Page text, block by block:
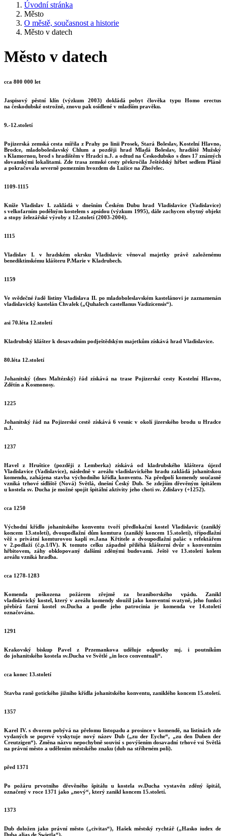
Úvodní stránka
Město
O městě, současnost a historie
Město v datech
Město v datech
cca 800 000 let
Jaspisový pěstní klín (výzkum 2003) dokládá pobyt člověka typu Homo erectus
na českodubské ostrožně, znovu pak osídlené v mladším pravěku.
9.-12.století
Pojizerská zemská cesta mířila z Prahy po linii Prosek, Stará Boleslav, Kostelní Hlavno,
Brodce, mladoboleslavský Chlum a později hrad Mladá Boleslav, hradiště Mužský
s Klamornou, brod s hradištěm v Hradci n.J. a odtud na Českodubsko s dnes 17 známých
slovanskými lokalitami. Zde trasa zemské cesty překročila Ještědský hřbet sedlem Pláně
a pokračovala severně pomezním hvozdem do Lužice na Zhořelec.
1109-1115
Kníže Vladislav I. zakládá v dnešním Českém Dubu hrad Vladislavice (Vadislavice)
s velkofarním podélným kostelem s apsidou (výzkum 1995), dále zachycen obytný objekt
a stopy železářské výroby z 12.století (2003-2004).
1115
Vladislav I. v hradském okrsku Vladislavic věnoval majetky právě založenému
benediktinskému klášteru P.Marie v Kladrubech.
1159
Ve svědečné řadě listiny Vladislava II. po mladoboleslavském kastelánovi je zaznamenán
vladislavický kastelán Chvalek („Quhalech castellanus Vadizicensis“).
asi 70.léta 12.století
Kladrubský klášter k dosavadním podještědským majetkům získává hrad Vladislavice.
80.léta 12.století
Johanitský (dnes Maltézský) řád získává na trase Pojizerské cesty Kostelní Hlavno,
Zdětín a Kosmonosy.
1225
Johanitský řád na Pojizerské cestě získává 6 vesnic v okolí jizerského brodu u Hradce
n.J.
1237
Havel z Hruštice (později z Lemberka) získává od kladrubského kláštera újezd
Vladislavice (Vadislavice), následně v areálu vladislavického hradu zakládá johanitskou
komendu, zahájena stavba východního křídla konventu. Na předpolí komendy současně
vzniká trhové sídliště (Nová) Světlá, dnešní Český Dub. Se zdejším dřevěným špitálem
u kostela sv. Ducha je možné spojit špitální aktivity jeho choti sv. Zdislavy (+1252).
cca 1250
Východní křídlo johanitského konventu tvoří předlokační kostel Vladislavic (zaniklý
koncem 13.století), dvoupodlažní dům komtura (zaniklý koncem 15.století), třípodlažní
věž s privátní komturovou kaplí sv.Jana Křtitele a dvoupodlažní palác s refektářem
v 2.podlaží (č.p.1/IV). K tomuto celku západně přiléhá klášterní dvůr s konventním
hřbitovem, záhy obklopovaný dalšími zděnými budovami. Ještě ve 13.století kolem
areálu vzniká hradba.
cca 1278-1283
Komenda poškozena požárem zřejmě za braniborského vpádu. Zanikl
vladislavický kostel, který v areálu komendy sloužil jako konventní svatyně, jeho funkci
přebírá farní kostel sv.Ducha a podle jeho patrocinia je komenda ve 14.století
označována.
1291
Krakovský biskup Pavel z Przemankova uděluje odpustky mj. i poutníkům
do johanitského kostela sv.Ducha ve Světlé „in loco conventuali“.
cca konec 13.století
Stavba raně gotického jižního křídla johanitského konventu, zaniklého koncem 15.století.
1357
Karel IV. s dvorem pobývá na přelomu listopadu a prosince v komendě, na listinách zde
vydaných se poprvé vyskytuje nový název Dub („zu der Eyche“, „zu den Duben der
Creutzigen“). Změna názvu nepochybně souvisí s povýšením dosavadní trhové vsi Světlá
na právní město a udělením městského znaku (dub na stříbrném poli).
před 1371
Po požáru prvotního dřevěného špitálu u kostela sv.Ducha vystavěn zděný špitál,
označený v roce 1371 jako „nový“, který zanikl koncem 15.století.
1373
Dub doložen jako právní město („civitas“), Hašek městský rychtář („Hasko iudex de
Duba alias de Swietla“).